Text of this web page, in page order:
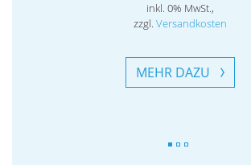
inkl. 0% MwSt.,
zzgl. Versandkosten
MEHR DAZU